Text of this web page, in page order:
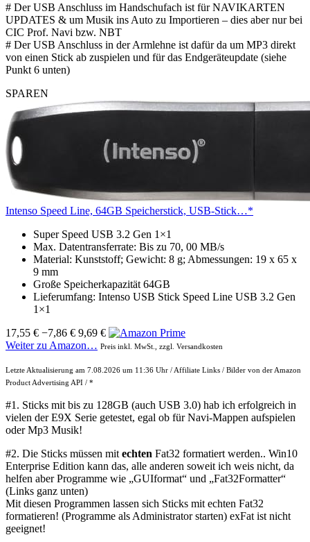
# Der USB Anschluss im Handschufach ist für NAVIKARTEN
UPDATES & um Musik ins Auto zu Importieren – dies aber nur bei
CIC Prof. Navi bzw. NBT
# Der USB Anschluss in der Armlehne ist dafür da um MP3 direkt
von einen Stick ab zuspielen und für das Endgeräteupdate (siehe
Punkt 6 unten)
SPAREN
Intenso Speed Line, 64GB Speicherstick, USB-Stick…*
Super Speed USB 3.2 Gen 1×1
Max. Datentransferrate: Bis zu 70, 00 MB/s
Material: Kunststoff; Gewicht: 8 g; Abmessungen: 19 x 65 x
9 mm
Große Speicherkapazität 64GB
Lieferumfang: Intenso USB Stick Speed Line USB 3.2 Gen
1×1
17,55 € −7,86 € 9,69 €
Weiter zu Amazon… Preis inkl. MwSt., zzgl. Versandkosten
Letzte Aktualisierung am 7.08.2026 um 11:36 Uhr / Affiliate Links / Bilder von der Amazon
Product Advertising API / *
#1. Sticks mit bis zu 128GB (auch USB 3.0) hab ich erfolgreich in
vielen der E9X Serie getestet, egal ob für Navi-Mappen aufspielen
oderMp3 Musik!
#2. Die Sticks müssen mit echten Fat32 formatiert werden.. Win10
Enterprise Edition kann das, alle anderen soweit ich weis nicht, da
helfen aber Programme wie „GUIformat“ und „Fat32Formatter“
(Links ganz unten)
Mit diesen Programmen lassen sich Sticks mit echten Fat32
formatieren! (Programme als Administrator starten) exFat ist nicht
geeignet!